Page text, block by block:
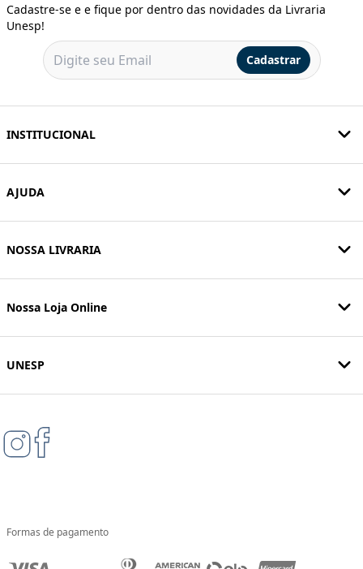
Cadastre-se e e fique por dentro das novidades da Livraria
Unesp!
Cadastrar
INSTITUCIONAL
AJUDA
NOSSA LIVRARIA
Nossa Loja Online
UNESP
Formas de pagamento